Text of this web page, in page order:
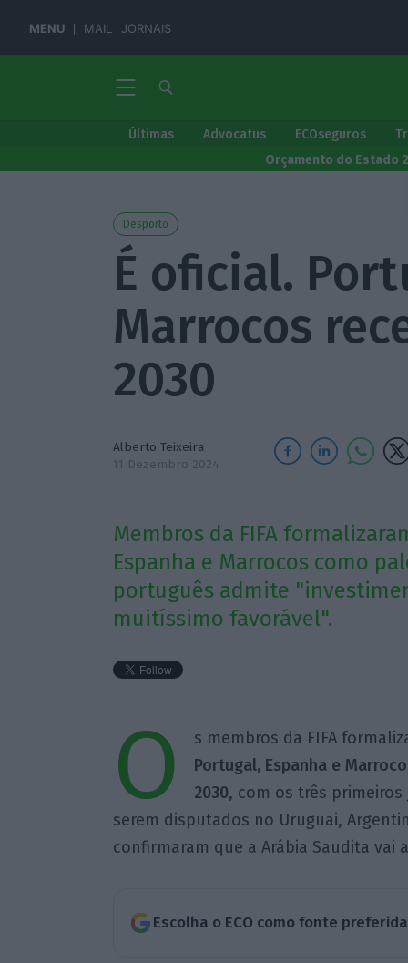
MENU MAIL JORNAIS
Últimas Advocatus ECOseguros
Orçamento do Estado
Desporto
É oficial.
Marrocos
2030
Alberto Teixeira
11 Dezembro 2024
Membros da FIFA
Espanha e Marrocos como
português admite
muitíssimo favorável".
O s membros da FIFA
Portugal, Espanha e
2030, com os três
serem disputados no Uruguai,
confirmaram que a Arábia Saudita vai
Escolha o ECO como fonte